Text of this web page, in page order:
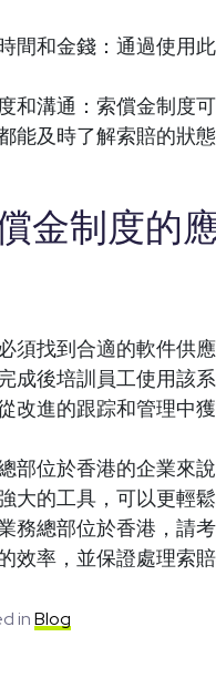
間和金錢：通過使用
和溝通：索償金制度
能及時了解索賠的狀態
金制度的
須找到合適的軟件供
成後培訓員工使用該
改進的跟踪和管理中獲
部位於香港的企業來
大的工具，可以更輕
務總部位於香港，請
效率，並保證處理索賠
inBlog